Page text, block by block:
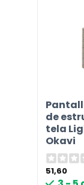
de
tela
Okavi
51,60